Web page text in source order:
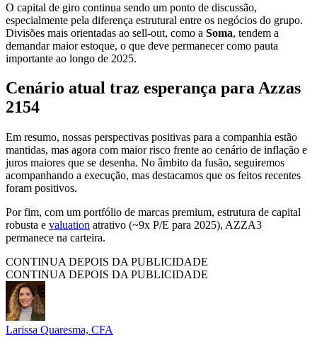
O capital de giro continua sendo um ponto de discussão,
especialmente pela diferença estrutural entre os negócios do grupo.
Divisões mais orientadas ao sell-out, como a Soma, tendem a
demandar maior estoque, o que deve permanecer como pauta
importante ao longo de 2025.
Cenário atual traz esperança para Azzas
2154
Em resumo, nossas perspectivas positivas para a companhia estão
mantidas, mas agora com maior risco frente ao cenário de inflação e
juros maiores que se desenha. No âmbito da fusão, seguiremos
acompanhando a execução, mas destacamos que os feitos recentes
foram positivos.
Por fim, com um portfólio de marcas premium, estrutura de capital
robusta e valuation atrativo (~9x P/E para 2025), AZZA3
permanece na carteira.
CONTINUA DEPOIS DA PUBLICIDADE
CONTINUA DEPOIS DA PUBLICIDADE
Larissa Quaresma, CFA